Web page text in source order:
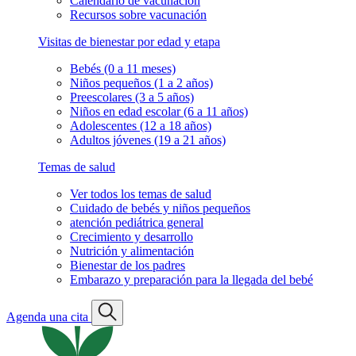
Recursos sobre vacunación
Visitas de bienestar por edad y etapa
Bebés (0 a 11 meses)
Niños pequeños (1 a 2 años)
Preescolares (3 a 5 años)
Niños en edad escolar (6 a 11 años)
Adolescentes (12 a 18 años)
Adultos jóvenes (19 a 21 años)
Temas de salud
Ver todos los temas de salud
Cuidado de bebés y niños pequeños
atención pediátrica general
Crecimiento y desarrollo
Nutrición y alimentación
Bienestar de los padres
Embarazo y preparación para la llegada del bebé
Agenda una cita